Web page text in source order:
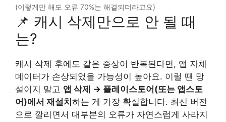
(이렇게만 해도 오류 70%는 해결되더라고요)
📌 캐시 삭제만으로 안 될 때
는?
캐시 삭제 후에도 같은 증상이 반복된다면, 앱 자체
데이터가 손상되었을 가능성이 높아요. 이럴 땐 망
설이지 말고 앱 삭제 → 플레이스토어(또는 앱스토
어)에서 재설치 하는 게 가장 확실합니다. 최신 버전
으로 깔리면서 대부분의 오류가 자연스럽게 사라지